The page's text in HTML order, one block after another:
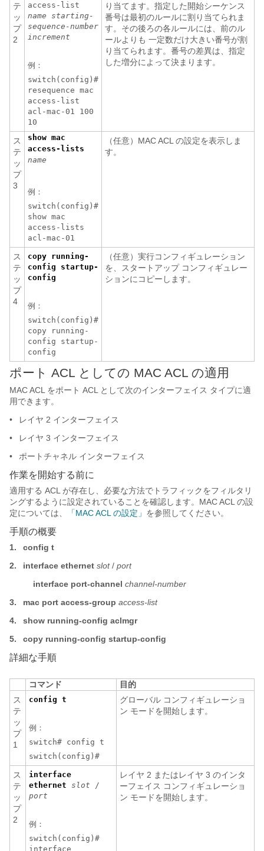
テ
ッ
プ
2
access-list
name starting-
sequence-number
increment
例：
switch(config)#
resequence mac
access-list
acl-mac-01 100
10
り当てます。指定した開始シーケンス
番号は最初のルールに割り当てられま
す。その後ろの各ルールには、前のル
ールよりも 一定数だけ大きい番号が割
り当てられます。番号の差異は、指定
した増分によって決まります。
ス
テ
ッ
プ
3
show mac
access-lists
name
例：
switch(config)#
show mac
access-lists
acl-mac-01
（任意）MAC ACL の設定を表示しま
す。
ス
テ
ッ
プ
4
copy running-
config startup-
config
例：
switch(config)#
copy running-
config startup-
config
（任意）実行コンフィギュレーション
を、スタートアップ コンフィギュレー
ションにコピーします。
ポート ACL としての MAC ACL の適用
MAC ACL をポート ACL として次のインターフェイス タイプに適
用できます。
•
レイヤ 2 インターフェイス
•
レイヤ 3 インターフェイス
•
ポートチャネル インターフェイス
作業を開始する前に
適用する ACL が存在し、必要な方法でトラフィックをフィルタリ
ングするように設定されていることを確認します。MAC ACL の設
定については、
「MAC ACL の設定」 を参照してください。
手順の概要
1.
config t
2.
interface ethernet slot/ port
interface port-channel channel-number
3.
mac port access-group access-list
4.
show running-config aclmgr
5.
copy running-config startup-config
詳細な手順
コマンド
目的
ス
テ
ッ
プ
1
config t
例：
switch# config t
switch(config)#
グローバル コンフィギュレーショ
ン モードを開始します。
ス
テ
ッ
プ
2
interface
ethernet slot /
port
例：
switch(config)#
interface
レイヤ 2 またはレイヤ 3 のインタ
ーフェイス コンフィギュレーショ
ン モードを開始します。